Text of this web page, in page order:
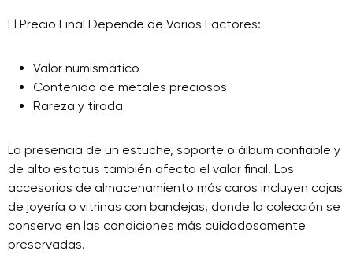
El Precio Final Depende de Varios Factores:
Valor numismático
Contenido de metales preciosos
Rareza y tirada
La presencia de un estuche, soporte o álbum confiable y
de alto estatus también afecta el valor final. Los
accesorios de almacenamiento más caros incluyen cajas
de joyería o vitrinas con bandejas, donde la colección se
conserva en las condiciones más cuidadosamente
preservadas.